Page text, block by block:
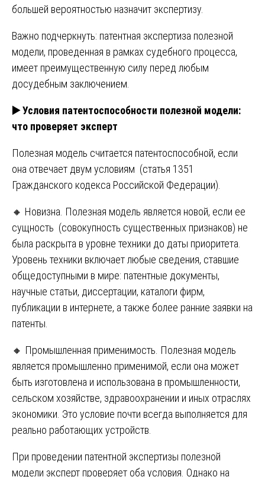
большей вероятностью назначит экспертизу.
Важно подчеркнуть: патентная экспертиза полезной
модели, проведенная в рамках судебного процесса,
имеет преимущественную силу перед любым
досудебным заключением.
▶️Условия патентоспособности полезной модели:
что проверяет эксперт
Полезная модель считается патентоспособной, если
она отвечает двум условиям (статья 1351
Гражданского кодекса Российской Федерации).
🔸 Новизна. Полезная модель является новой, если ее
сущность (совокупность существенных признаков) не
была раскрыта в уровне техники до даты приоритета.
Уровень техники включает любые сведения, ставшие
общедоступными в мире: патентные документы,
научные статьи, диссертации, каталоги фирм,
публикации в интернете, а также более ранние заявки на
патенты.
🔸 Промышленная применимость. Полезная модель
является промышленно применимой, если она может
быть изготовлена и использована в промышленности,
сельском хозяйстве, здравоохранении и иных отраслях
экономики. Это условие почти всегда выполняется для
реально работающих устройств.
При проведении патентной экспертизы полезной
модели эксперт проверяет оба условия. Однако на